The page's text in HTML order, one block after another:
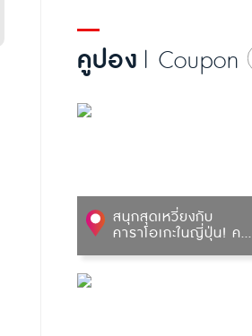
คูปอง | Coupon
สนุกสุดเหวี่ยงกับ
คาราโอเกะในญี่ปุ่น! ค...